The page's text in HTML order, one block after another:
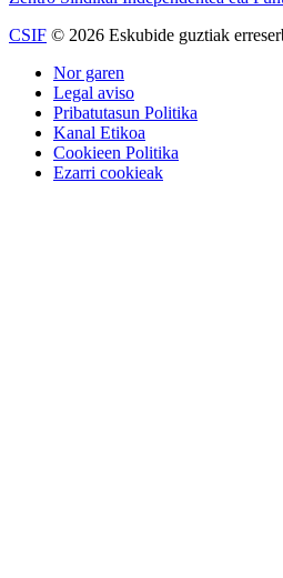
CSIF © 2026 Eskubide guztiak
Nor garen
Legal aviso
Pribatutasun Politika
Kanal Etikoa
Cookieen Politika
Ezarri cookieak